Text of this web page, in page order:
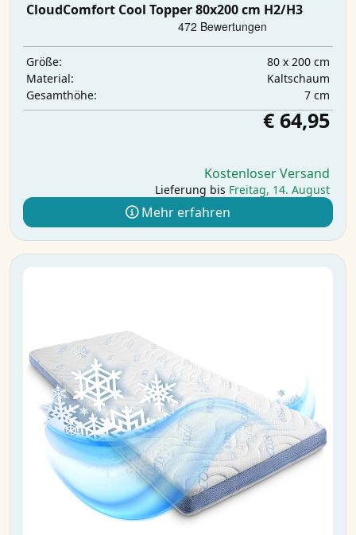
CloudComfort Cool Topper 80x200 cm H2/H3
Größe:
80 x 200 cm
Material:
Kaltschaum
Gesamthöhe:
7 cm
€ 64,95
Kostenloser Versand
Lieferung bis Freitag, 14. August
Mehr erfahren